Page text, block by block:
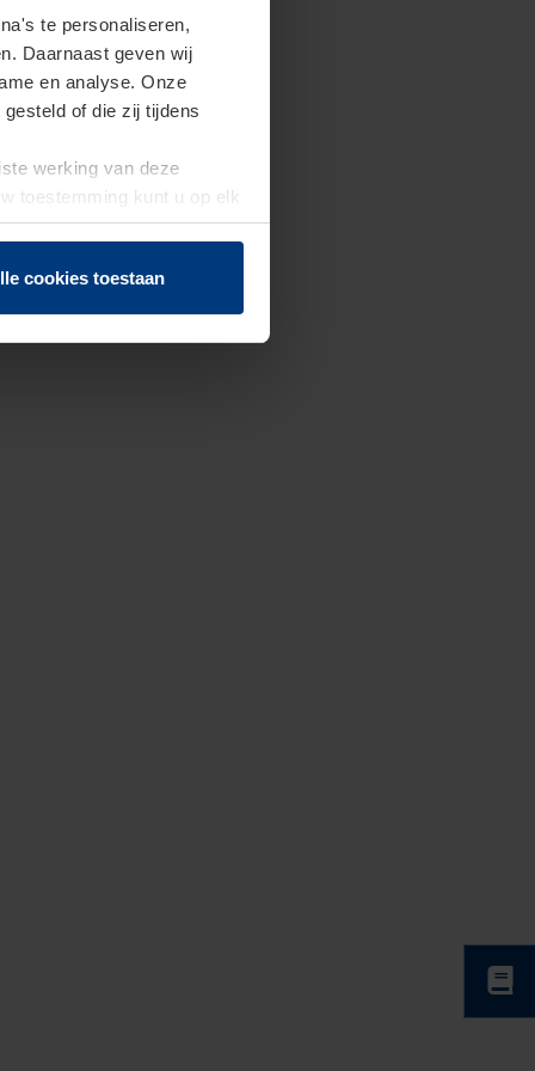
te personaliseren,
Daarnaast geven wij
en analyse. Onze
of die zij tijdens
werking van deze
toestemming kunt u op elk
herroepen.
cookies toestaan